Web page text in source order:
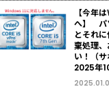
【今年
へ】 パ
とそれ
棄処理
い！（サ
2025年